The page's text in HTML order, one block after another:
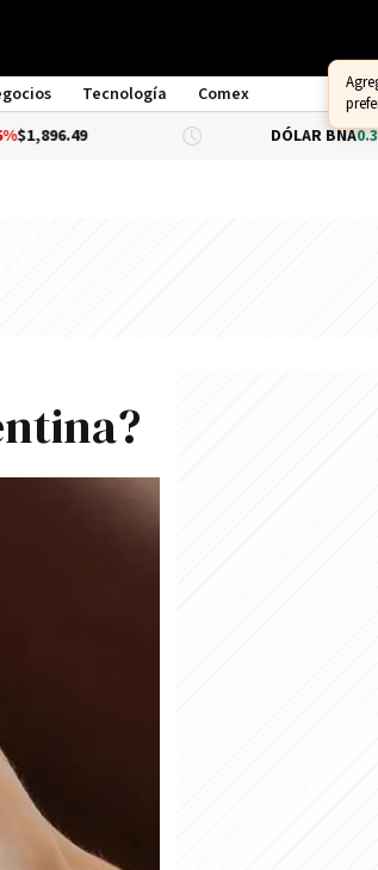
Tecnología
Comex
DÓLAR BNA 0.34%$1,520.00